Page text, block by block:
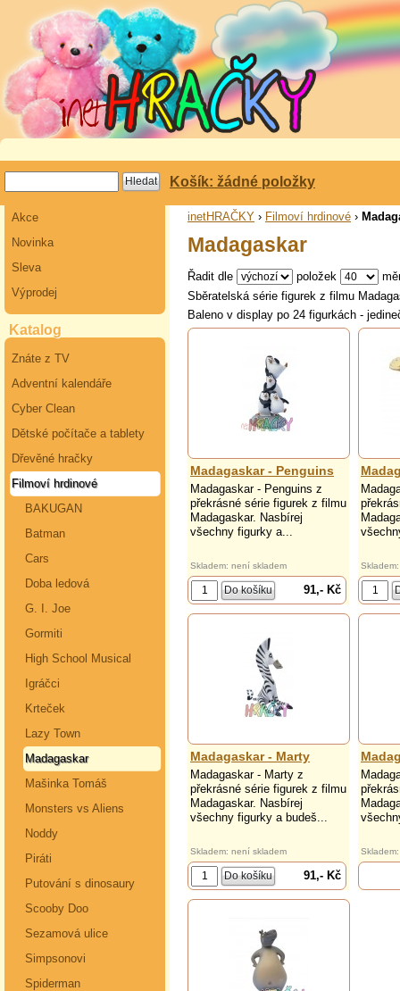
Košík: žádné položky
Akce
Novinka
Sleva
Výprodej
Katalog
Znáte z TV
Adventní kalendáře
Cyber Clean
Dětské počítače a tablety
Dřevěné hračky
Filmoví hrdinové
BAKUGAN
Batman
Cars
Doba ledová
G. I. Joe
Gormiti
High School Musical
Igráčci
Krteček
Lazy Town
Madagaskar
Mašinka Tomáš
Monsters vs Aliens
Noddy
Piráti
Putování s dinosaury
Scooby Doo
Sezamová ulice
Simpsonovi
Spiderman
inetHRAČKY › Filmoví hrdinové ›
Madagaskar
Řadit dle položek
Sběratelská série figurek z filmu
Baleno v display po 24 figurkách -
Madagaskar - Penguins
Madagaskar - Penguins z
překrásné série figurek z filmu
Madagaskar. Nasbírej
všechny figurky a...
Skladem: není skladem
91,- Kč
Madagaskar - Marty
Madagaskar - Marty z
překrásné série figurek z filmu
Madagaskar. Nasbírej
všechny figurky a budeš...
Skladem: není skladem
91,- Kč